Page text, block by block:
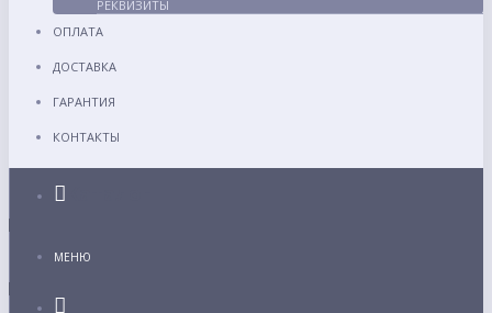
РЕКВИЗИТЫ
ОПЛАТА
ДОСТАВКА
ГАРАНТИЯ
КОНТАКТЫ
МЕНЮ